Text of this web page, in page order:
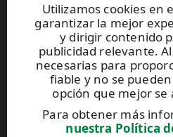
Utilizamos cookies en
garantizar la mejor
y dirigir contenido
publicidad relevante.
necesarias para
fiable y no se
opción que mejor se
Para obtener más
nuestra Política
Prensa
Todas las noticias
Contacto
Este sitio está protegido por
Política de privacidady los